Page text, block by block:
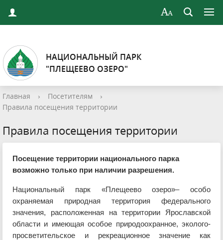
НАЦИОНАЛЬНЫЙ ПАРК
"ПЛЕЩЕЕВО ОЗЕРО"
Главная › Посетителям
›
Правила посещения территории
Правила посещения территории
Посещение территории национального парка
возможно только при наличии разрешения.
Национальный парк «Плещеево озеро»– особо
охраняемая природная территория федерального
значения, расположенная на территории Ярославской
области и имеющая особое природоохранное, эколого-
просветительское и рекреационное значение как